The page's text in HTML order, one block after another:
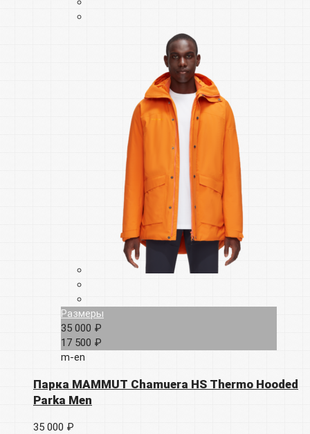
Размеры
35 000 ₽
17 500 ₽
m-en
Парка MAMMUT Chamuera HS Thermo Hooded
Parka Men
35 000 ₽